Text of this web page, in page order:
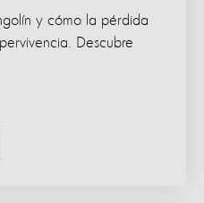
y cómo la pérdida
Descubre